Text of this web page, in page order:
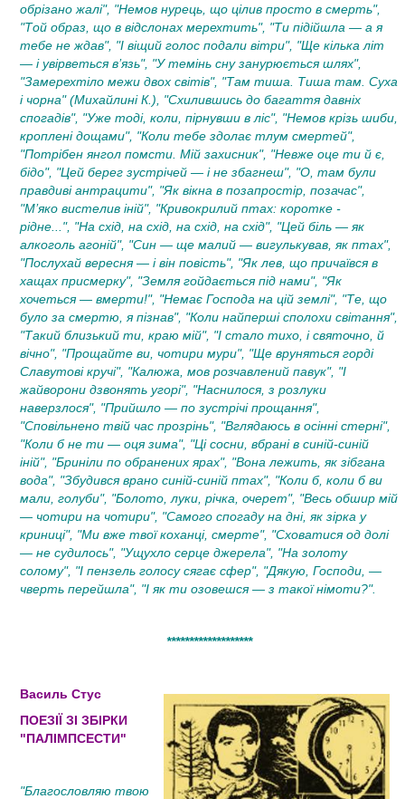
обрізано жалі", "Немов нурець, що цілив просто в смерть",
"Той образ, що в відслонах мерехтить", "Ти підійшла — а я
тебе не ждав", "І віщий голос подали вітри", "Ще кілька літ
— і увірветься в’язь", "У темінь сну занурюється шлях",
"Замерехтіло межи двох світів", "Там тиша. Тиша там. Суха
і чорна" (Михайлині К.), "Схилившись до багаття давніх
спогадів", "Уже тоді, коли, пірнувши в ліс", "Немов крізь шиби,
кроплені дощами", "Коли тебе здолає тлум смертей",
"Потрібен янгол помсти. Мій захисник", "Невже оце ти й є,
бідо", "Цей берег зустрічей — і не збагнеш", "О, там були
правдиві антрацити", "Як вікна в позапростір, позачас",
"М’яко вистелив іній", "Кривокрилий птах: коротке -
рідне...", "На схід, на схід, на схід, на схід", "Цей біль — як
алкоголь агоній", "Син — ще малий — вигулькував, як птах",
"Послухай вересня — і він повість", "Як лев, що причаївся в
хащах присмерку", "Земля гойдається під нами", "Як
хочеться — вмерти!", "Немає Господа на цій землі", "Те, що
було за смертю, я пізнав", "Коли найперші сполохи світання",
"Такий близький ти, краю мій", "І стало тихо, і святочно, й
вічно", "Прощайте ви, чотири мури", "Ще вруняться горді
Славутові кручі", "Калюжа, мов розчавлений павук", "І
жайворони дзвонять угорі", "Наснилося, з розлуки
наверзлося", "Прийшло — по зустрічі прощання",
"Сповільнено твій час прозрінь", "Вглядаюсь в осінні стерні",
"Коли б не ти — оця зима", "Ці сосни, вбрані в синій-синій
іній", "Бриніли по обранених ярах", "Вона лежить, як зібгана
вода", "Збудився врано синій-синій птах", "Коли б, коли б ви
мали, голуби", "Болото, луки, річка, очерет", "Весь обшир мій
— чотири на чотири", "Самого спогаду на дні, як зірка у
криниці", "Ми вже твої коханці, смерте", "Сховатися од долі
— не судилось", "Ущухло серце джерела", "На золоту
солому", "І пензель голосу сягає сфер", "Дякую, Господи, —
чверть перейшла", "І як ти озовешся — з такої німоти?".
*******************
Василь Стус
ПОЕЗІЇ ЗІ ЗБІРКИ
"ПАЛІМПСЕСТИ"
"Благословляю твою